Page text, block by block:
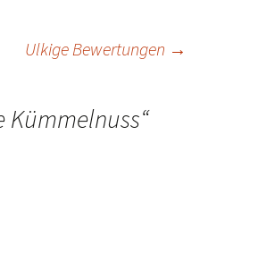
Ulkige Bewertungen →
Kümmelnuss“